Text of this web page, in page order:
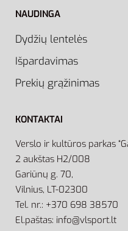
NAUDINGA
Dydžių lentelės
Išpardavimas
Prekių grąžinimas
KONTAKTAI
Verslo ir kultūros parkas
2 aukštas H2/008
Gariūnų g. 70,
Vilnius, LT-02300
Tel. nr.: +370 698 38570
El.paštas: info@vlsport.lt